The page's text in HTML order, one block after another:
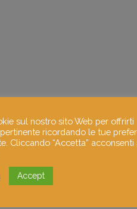
sul nostro sito Web per offrirti
ricordando le tue
Cliccando “Accetta”
Accept